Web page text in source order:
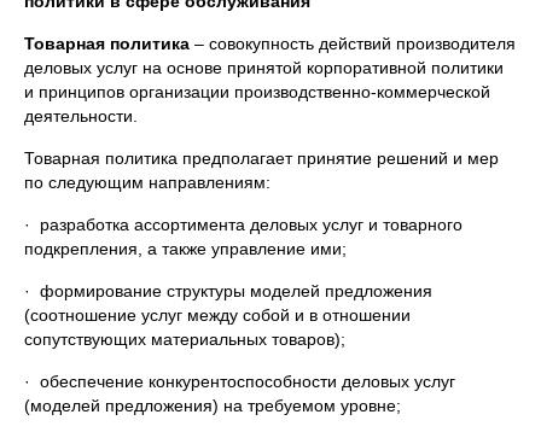
Товарная политика – совокупность действий производителя
деловых услуг на основе принятой корпоративной политики
и принципов организации производственно-коммерческой
деятельности.
Товарная политика предполагает принятие решений и мер
по следующим направлениям:
· разработка ассортимента деловых услуг и товарного
подкрепления, а также управление ими;
· формирование структуры моделей предложения
(соотношение услуг между собой и в отношении
сопутствующих материальных товаров);
· обеспечение конкурентоспособности деловых услуг
(моделей предложения) на требуемом уровне;